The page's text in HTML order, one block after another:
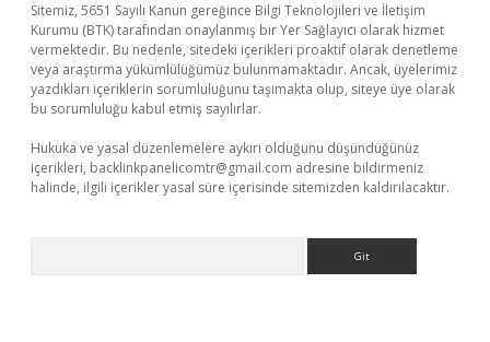
Sitemiz, 5651 Sayılı Kanun gereğince Bilgi Teknolojileri ve İletişim
Kurumu (BTK) tarafından onaylanmış bir Yer Sağlayıcı olarak hizmet
vermektedir. Bu nedenle, sitedeki içerikleri proaktif olarak denetleme
veya araştırma yükümlülüğümüz bulunmamaktadır. Ancak, üyelerimiz
yazdıkları içeriklerin sorumluluğunu taşımakta olup, siteye üye olarak
bu sorumluluğu kabul etmiş sayılırlar.
Hukuka ve yasal düzenlemelere aykırı olduğunu düşündüğünüz
içerikleri, backlinkpanelicomtr@gmail.com adresine bildirmeniz
halinde, ilgili içerikler yasal süre içerisinde sitemizden kaldırılacaktır.